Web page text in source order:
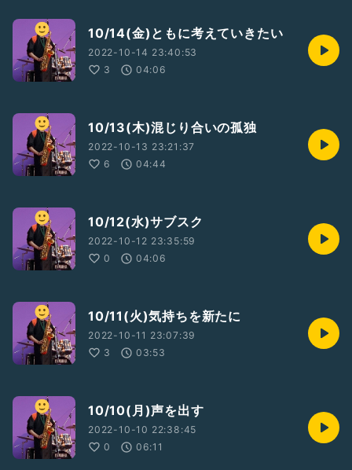
10/14(金)ともに考えていきたい
2022-10-14 23:40:53
3
04:06
10/13(木)混じり合いの孤独
2022-10-13 23:21:37
6
04:44
10/12(水)サブスク
2022-10-12 23:35:59
0
04:06
10/11(火)気持ちを新たに
2022-10-11 23:07:39
3
03:53
10/10(月)声を出す
2022-10-10 22:38:45
0
06:11